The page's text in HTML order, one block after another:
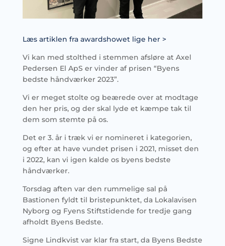
Læs artiklen fra awardshowet lige her >
Vi kan med stolthed i stemmen afsløre at Axel
Pedersen El ApS er vinder af prisen “Byens
bedste håndværker 2023”.
Vi er meget stolte og beærede over at modtage
den her pris, og der skal lyde et kæmpe tak til
dem som stemte på os.
Det er 3. år i træk vi er nomineret i kategorien,
og efter at have vundet prisen i 2021, misset den
i 2022, kan vi igen kalde os byens bedste
håndværker.
Torsdag aften var den rummelige sal på
Bastionen fyldt til bristepunktet, da Lokalavisen
Nyborg og Fyens Stiftstidende for tredje gang
afholdt Byens Bedste.
Signe Lindkvist var klar fra start, da Byens Bedste